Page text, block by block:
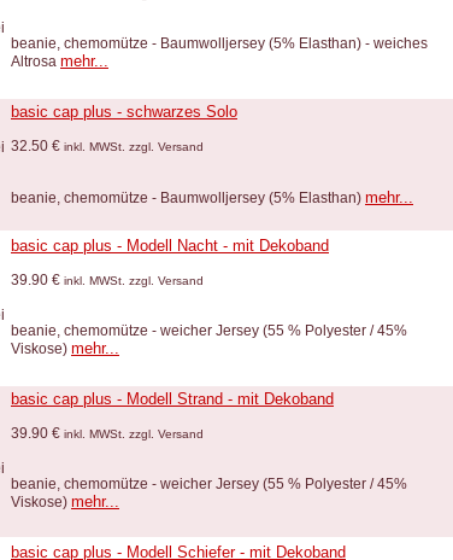
beanie, chemomütze - Baumwolljersey (5% Elasthan) - weiches
Altrosa mehr...
basic cap plus - schwarzes Solo
32.50 € inkl. MWSt. zzgl. Versand
beanie, chemomütze - Baumwolljersey (5% Elasthan) mehr...
basic cap plus - Modell Nacht - mit Dekoband
39.90 € inkl. MWSt. zzgl. Versand
beanie, chemomütze - weicher Jersey (55 % Polyester / 45%
Viskose) mehr...
basic cap plus - Modell Strand - mit Dekoband
39.90 € inkl. MWSt. zzgl. Versand
beanie, chemomütze - weicher Jersey (55 % Polyester / 45%
Viskose) mehr...
basic cap plus - Modell Schiefer - mit Dekoband